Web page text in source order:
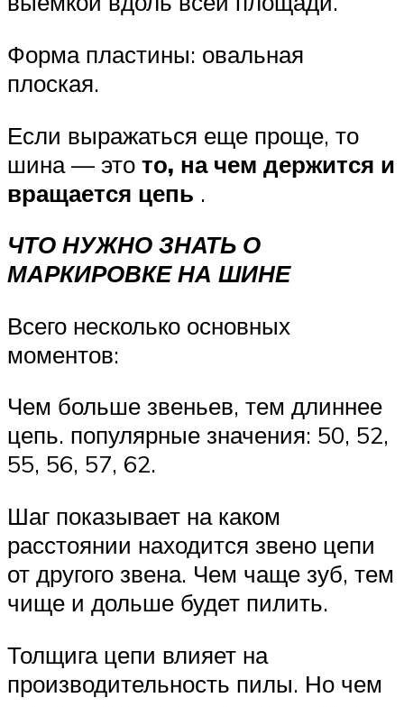
Форма пластины: овальная
плоская.
Если выражаться еще проще, то
шина — это то, на чем держится и
вращается цепь .
ЧТО НУЖНО ЗНАТЬ О
МАРКИРОВКЕ НА ШИНЕ
Всего несколько основных
моментов:
Чем больше звеньев, тем длиннее
цепь. популярные значения: 50, 52,
55, 56, 57, 62.
Шаг показывает на каком
расстоянии находится звено цепи
от другого звена. Чем чаще зуб, тем
чище и дольше будет пилить.
Толщига цепи влияет на
производительность пилы. Но чем